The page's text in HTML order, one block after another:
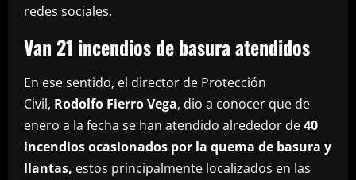
redes sociales.
Van 21 incendios de basura atendidos
En ese sentido, el director de Protección
Civil, Rodolfo Fierro Vega, dio a conocer que de
enero a la fecha se han atendido alrededor de40
incendios ocasionados por la quema de basura y
llantas, estos principalmente localizados en las